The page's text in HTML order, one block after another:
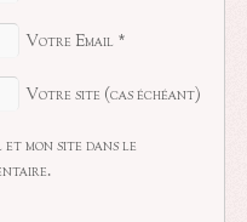
Votre Email *
Votre site (cas échéant)
mon site dans le